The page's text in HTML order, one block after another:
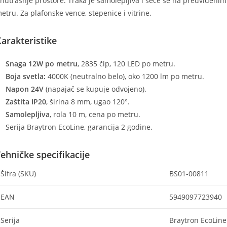
Za plafonske vence, stepenice i vitrine.
Snaga 12W po metru, 2835 čip, 120 LED po metru.
Boja svetla: 4000K (neutralno belo), oko 1200 lm po metru.
Napon 24V (napajač se kupuje odvojeno).
Zaštita IP20, širina 8 mm, ugao 120°.
Samolepljiva, rola 10 m, cena po metru.
Serija Braytron EcoLine, garancija 2 godine.
specifikacije
Šifra (SKU) BS01-00811
EAN 5949097723940
Serija Braytron EcoLine